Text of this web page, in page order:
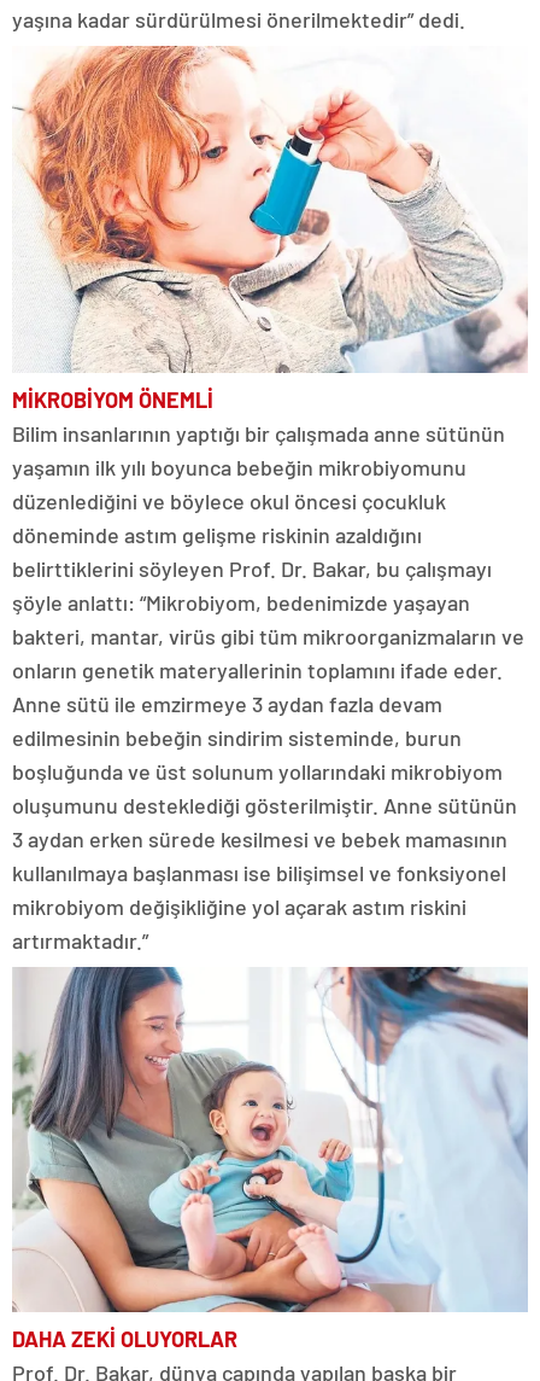
yaşına kadar sürdürülmesi önerilmektedir” dedi.
MİKROBİYOM ÖNEMLİ
Bilim insanlarının yaptığı bir çalışmada anne sütünün
yaşamın ilk yılı boyunca bebeğin mikrobiyomunu
düzenlediğini ve böylece okul öncesi çocukluk
döneminde astım gelişme riskinin azaldığını
belirttiklerini söyleyen Prof. Dr. Bakar, bu çalışmayı
şöyle anlattı: “Mikrobiyom, bedenimizde yaşayan
bakteri, mantar, virüs gibi tüm mikroorganizmaların ve
onların genetik materyallerinin toplamını ifade eder.
Anne sütü ile emzirmeye 3 aydan fazla devam
edilmesinin bebeğin sindirim sisteminde, burun
boşluğunda ve üst solunum yollarındaki mikrobiyom
oluşumunu desteklediği gösterilmiştir. Anne sütünün
3 aydan erken sürede kesilmesi ve bebek mamasının
kullanılmaya başlanması ise bilişimsel ve fonksiyonel
mikrobiyom değişikliğine yol açarak astım riskini
artırmaktadır.”
DAHA ZEKİ OLUYORLAR
Prof. Dr. Bakar, dünya çapında yapılan başka bir